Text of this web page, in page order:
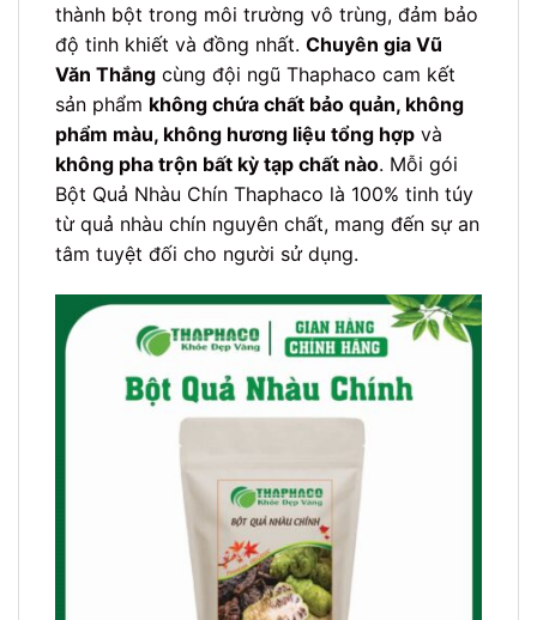
thành bột trong môi trường vô trùng, đảm bảo
độ tinh khiết và đồng nhất. Chuyên gia Vũ
Văn Thắng cùng đội ngũ Thaphaco cam kết
sản phẩm không chứa chất bảo quản, không
phẩm màu, không hương liệu tổng hợp và
không pha trộn bất kỳ tạp chất nào. Mỗi gói
Bột Quả Nhàu Chín Thaphaco là 100% tinh túy
từ quả nhàu chín nguyên chất, mang đến sự an
tâm tuyệt đối cho người sử dụng.